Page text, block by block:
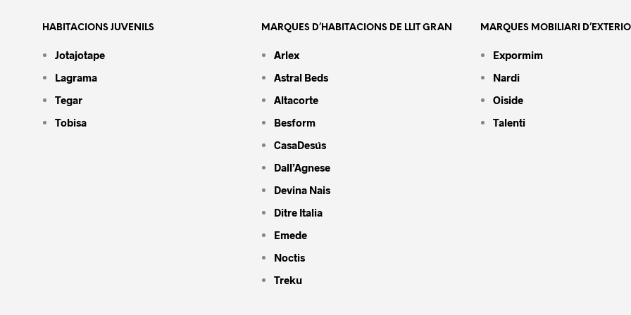
HABITACIONS JUVENILS
Jotajotape
Lagrama
Tegar
Tobisa
MARQUES D’HABITACIONS DE LLIT GRAN
Arlex
Astral Beds
Altacorte
Besform
CasaDesús
Dall’Agnese
Devina Nais
Ditre Italia
Emede
Noctis
Treku
MARQUES MOBILIARI
Expormim
Nardi
Oiside
Talenti